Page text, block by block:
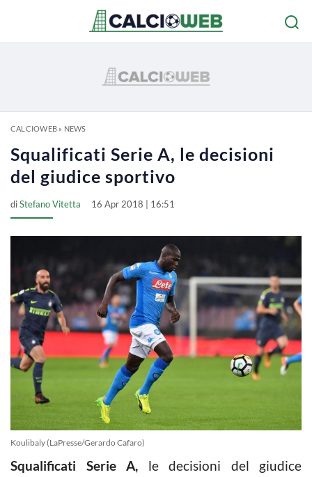
CALCIOWEB» NEWS
Squalificati Serie A, le decisioni
del giudice sportivo
diStefano Vitetta 16 Apr 2018 | 16:51
Koulibaly (LaPresse/Gerardo Cafaro)
Squalificati Serie A, le decisioni del giudice